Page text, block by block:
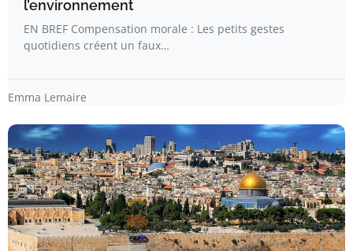
l’environnement
EN BREF Compensation morale : Les petits gestes
quotidiens créent un faux…
Emma Lemaire